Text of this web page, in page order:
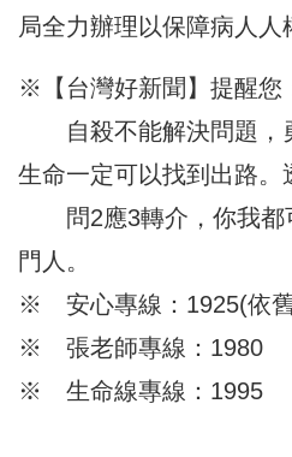
局全力辦理以保障病人人
※【台灣好新聞】提醒您
自殺不能解決問題，
生命一定可以找到出路。
問2應3轉介，你我都
門人。
※ 安心專線：1925(依
※ 張老師專線：1980
※ 生命線專線：1995